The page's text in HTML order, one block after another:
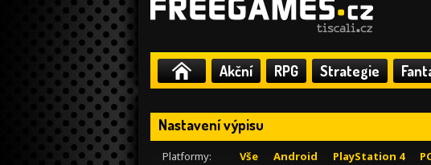
Akční RPG Strategie
Nastavení výpisu
Platformy: Vše Android PlayStation 4